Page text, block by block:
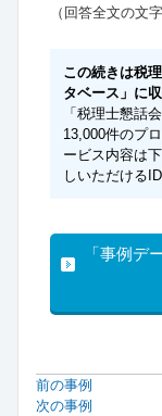
（回答全文の文
この続きは税
タベース」に
「税理士懇話
13,000件のプ
ービス内容は
しいただける
「事例デ
前の事例
次の事例